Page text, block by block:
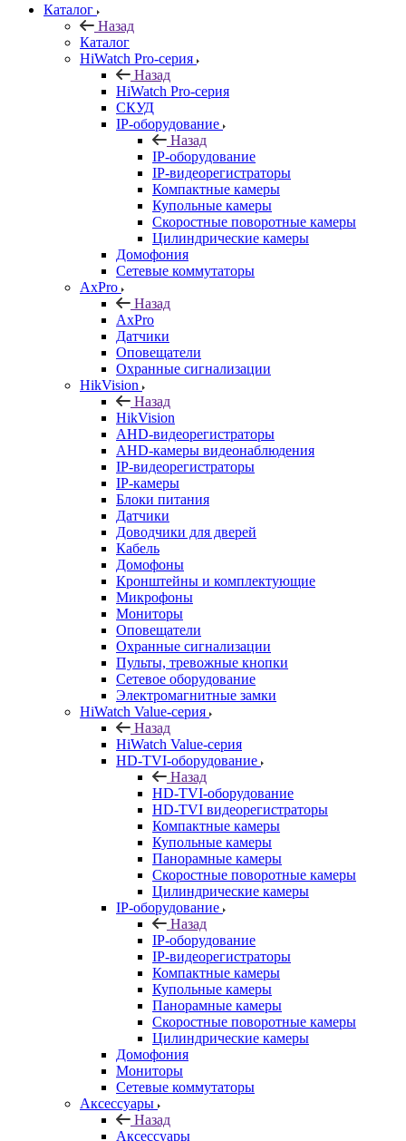
Каталог
Назад
Каталог
HiWatch Pro-серия
Назад
HiWatch Pro-серия
CКУД
IP-оборудование
Назад
IP-оборудование
IP-видеорегистраторы
Компактные камеры
Купольные камеры
Скоростные поворотные камеры
Цилиндрические камеры
Домофония
Сетевые коммутаторы
AxPro
Назад
AxPro
Датчики
Оповещатели
Охранные сигнализации
HikVision
Назад
HikVision
AHD-видеорегистраторы
AHD-камеры видеонаблюдения
IP-видеорегистраторы
IP-камеры
Блоки питания
Датчики
Доводчики для дверей
Кабель
Домофоны
Кронштейны и комплектующие
Микрофоны
Мониторы
Оповещатели
Охранные сигнализации
Пульты, тревожные кнопки
Сетевое оборудование
Электромагнитные замки
HiWatch Value-серия
Назад
HiWatch Value-серия
HD-TVI-оборудование
Назад
HD-TVI-оборудование
HD-TVI видеорегистраторы
Компактные камеры
Купольные камеры
Панорамные камеры
Скоростные поворотные камеры
Цилиндрические камеры
IP-оборудование
Назад
IP-оборудование
IP-видеорегистраторы
Компактные камеры
Купольные камеры
Панорамные камеры
Скоростные поворотные камеры
Цилиндрические камеры
Домофония
Мониторы
Сетевые коммутаторы
Аксессуары
Назад
Аксессуары